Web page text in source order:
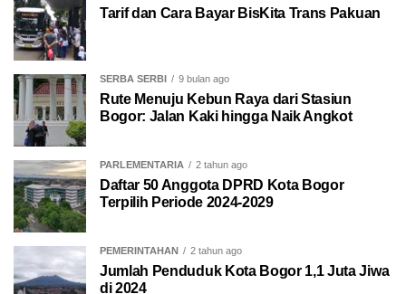
Tarif dan Cara Bayar BisKita Trans Pakuan
SERBA SERBI 9 bulan ago
Rute Menuju Kebun Raya dari Stasiun
Bogor: Jalan Kaki hingga Naik Angkot
PARLEMENTARIA 2 tahun ago
Daftar 50 Anggota DPRD Kota Bogor
Terpilih Periode 2024-2029
PEMERINTAHAN 2 tahun ago
Jumlah Penduduk Kota Bogor 1,1 Juta Jiwa
di 2024